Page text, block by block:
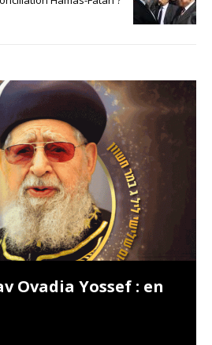
Ovadia Yossef : en